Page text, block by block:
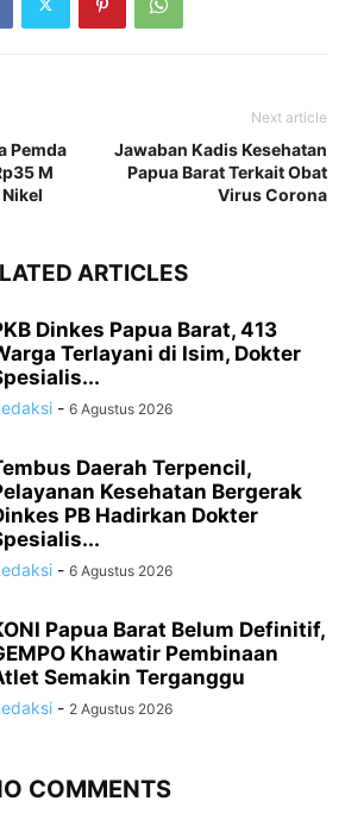
Pemda
M
Next article
Jawaban Kadis Kesehatan
Papua Barat Terkait Obat
Virus Corona
ARTICLES
Dinkes Papua Barat, 413
Terlayani di Isim, Dokter
- 6 Agustus 2026
Daerah Terpencil,
Kesehatan Bergerak
PB Hadirkan Dokter
- 6 Agustus 2026
Papua Barat Belum Definitif,
Khawatir Pembinaan
Semakin Terganggu
- 2 Agustus 2026
COMMENTS